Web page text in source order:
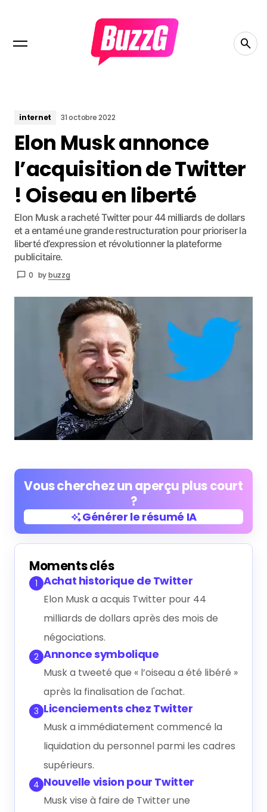
internet 31 octobre 2022
Elon Musk annonce
l’acquisition de Twitter
! Oiseau en liberté
Elon Musk a racheté Twitter pour 44 milliards de dollars
et a entamé une grande restructuration pour prioriser la
liberté d’expression et révolutionner la plateforme
publicitaire.
0 bybuzzg
Vous cherchez un aperçu plus court
?
Générer le résumé IA
Générer le résumé IA
Moments clés
1 Achat historique de Twitter
Elon Musk a acquis Twitter pour 44
milliards de dollars après des mois de
négociations.
2 Annonce symbolique
Musk a tweeté que « l’oiseau a été libéré »
après la finalisation de l'achat.
3 Licenciements chez Twitter
Musk a immédiatement commencé la
liquidation du personnel parmi les cadres
supérieurs.
4 Nouvelle vision pour Twitter
Musk vise à faire de Twitter une